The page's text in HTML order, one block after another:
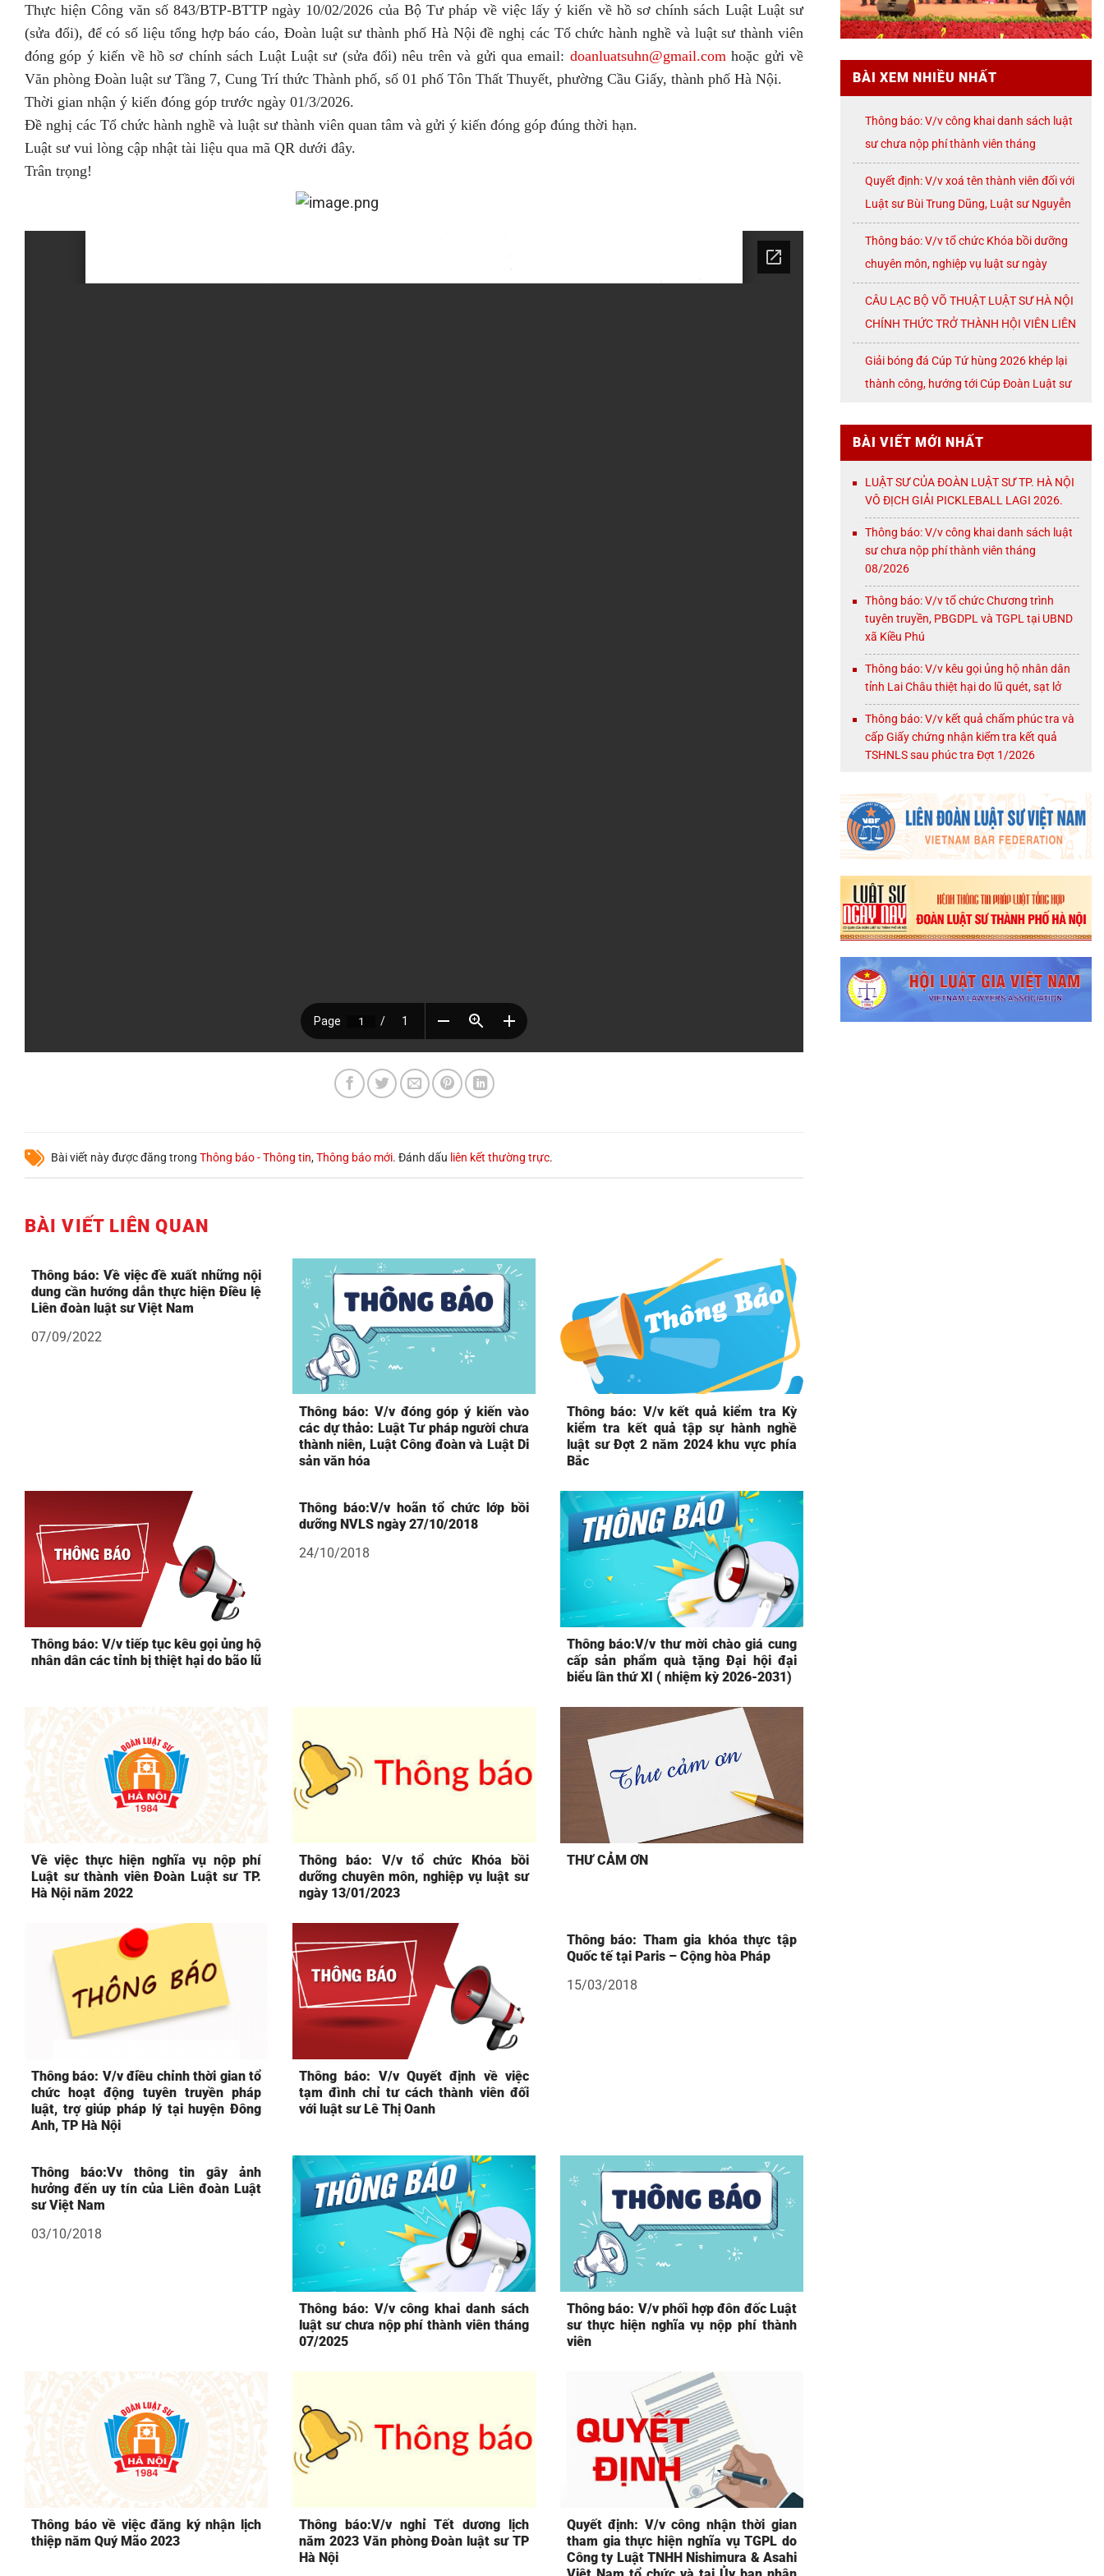
Thực hiện Công văn số 843/BTP-BTTP ngày 10/02/2026 của Bộ Tư pháp về việc lấy ý kiến về hồ sơ chính sách Luật Luật sư
(sửa đổi), để có số liệu tổng hợp báo cáo, Đoàn luật sư thành phố Hà Nội đề nghị các Tổ chức hành nghề và luật sư thành viên
đóng góp ý kiến về hồ sơ chính sách Luật Luật sư (sửa đổi) nêu trên và gửi qua email: doanluatsuhn@gmail.comhoặc gửi về
Văn phòng Đoàn luật sư Tầng 7, Cung Trí thức Thành phố, số 01 phố Tôn Thất Thuyết, phường Cầu Giấy, thành phố Hà Nội.
Thời gian nhận ý kiến đóng góp trước ngày 01/3/2026.
Đề nghị các Tổ chức hành nghề và luật sư thành viên quan tâm và gửi ý kiến đóng góp đúng thời hạn.
Luật sư vui lòng cập nhật tài liệu qua mã QR dưới đây.
Trân trọng!
Bài viết này được đăng trong Thông báo - Thông tin,Thông báo mới. Đánh dấu liên kết thường trực.
BÀI VIẾT LIÊN QUAN
Thông báo: Về việc đề xuất những nội
dung cần hướng dẫn thực hiện Điều lệ
Liên đoàn luật sư Việt Nam
07/09/2022
Thông báo: V/v đóng góp ý kiến vào
các dự thảo: Luật Tư pháp người chưa
thành niên, Luật Công đoàn và Luật Di
sản văn hóa
Thông báo: V/v kết quả kiểm tra Kỳ
kiểm tra kết quả tập sự hành nghề
luật sư Đợt 2 năm 2024 khu vực phía
Bắc
Thông báo: V/v tiếp tục kêu gọi ủng hộ
nhân dân các tỉnh bị thiệt hại do bão lũ
Thông báo:V/v hoãn tổ chức lớp bồi
dưỡng NVLS ngày 27/10/2018
24/10/2018
Thông báo:V/v thư mời chào giá cung
cấp sản phẩm quà tặng Đại hội đại
biểu lần thứ XI ( nhiệm kỳ 2026-2031)
Về việc thực hiện nghĩa vụ nộp phí
Luật sư thành viên Đoàn Luật sư TP.
Hà Nội năm 2022
Thông báo: V/v tổ chức Khóa bồi
dưỡng chuyên môn, nghiệp vụ luật sư
ngày 13/01/2023
THƯ CẢM ƠN
Thông báo: V/v điều chỉnh thời gian tổ
chức hoạt động tuyên truyền pháp
luật, trợ giúp pháp lý tại huyện Đông
Anh, TP Hà Nội
Thông báo: V/v Quyết định về việc
tạm đình chỉ tư cách thành viên đối
với luật sư Lê Thị Oanh
Thông báo: Tham gia khóa thực tập
Quốc tế tại Paris – Cộng hòa Pháp
15/03/2018
Thông báo:Vv thông tin gây ảnh
hưởng đến uy tín của Liên đoàn Luật
sư Việt Nam
03/10/2018
Thông báo: V/v công khai danh sách
luật sư chưa nộp phí thành viên tháng
07/2025
Thông báo: V/v phối hợp đôn đốc Luật
sư thực hiện nghĩa vụ nộp phí thành
viên
Thông báo về việc đăng ký nhận lịch
thiệp năm Quý Mão 2023
Thông báo:V/v nghỉ Tết dương lịch
năm 2023 Văn phòng Đoàn luật sư TP
Hà Nội
Quyết định: V/v công nhận thời gian
tham gia thực hiện nghĩa vụ TGPL do
Công ty Luật TNHH Nishimura & Asahi
BÀI XEM NHIỀU NHẤT
Thông báo: V/v công khai danh sách luật
sư chưa nộp phí thành viên tháng
07/2026
Quyết định: V/v xoá tên thành viên đối với
Luật sư Bùi Trung Dũng, Luật sư Nguyễn
Thị Huế, Luật sư Trần Đình Triển, Luật sư
Lê Thị Oanh
Thông báo: V/v tổ chức Khóa bồi dưỡng
chuyên môn, nghiệp vụ luật sư ngày
08/8/2026 ( thứ Bảy)
CÂU LẠC BỘ VÕ THUẬT LUẬT SƯ HÀ NỘI
CHÍNH THỨC TRỞ THÀNH HỘI VIÊN LIÊN
ĐOÀN VÕ CỔ TRUYỀN THÀNH PHỐ HÀ
Giải bóng đá Cúp Tứ hùng 2026 khép lại
thành công, hướng tới Cúp Đoàn Luật sư
BÀI VIẾT MỚI NHẤT
LUẬT SƯ CỦA ĐOÀN LUẬT SƯ TP. HÀ NỘI
VÔ ĐỊCH GIẢI PICKLEBALL LAGI 2026.
Thông báo: V/v công khai danh sách luật
sư chưa nộp phí thành viên tháng
08/2026
Thông báo: V/v tổ chức Chương trình
tuyên truyền, PBGDPL và TGPL tại UBND
xã Kiều Phú
Thông báo: V/v kêu gọi ủng hộ nhân dân
tỉnh Lai Châu thiệt hại do lũ quét, sạt lở
Thông báo: V/v kết quả chấm phúc tra và
cấp Giấy chứng nhận kiểm tra kết quả
TSHNLS sau phúc tra Đợt 1/2026